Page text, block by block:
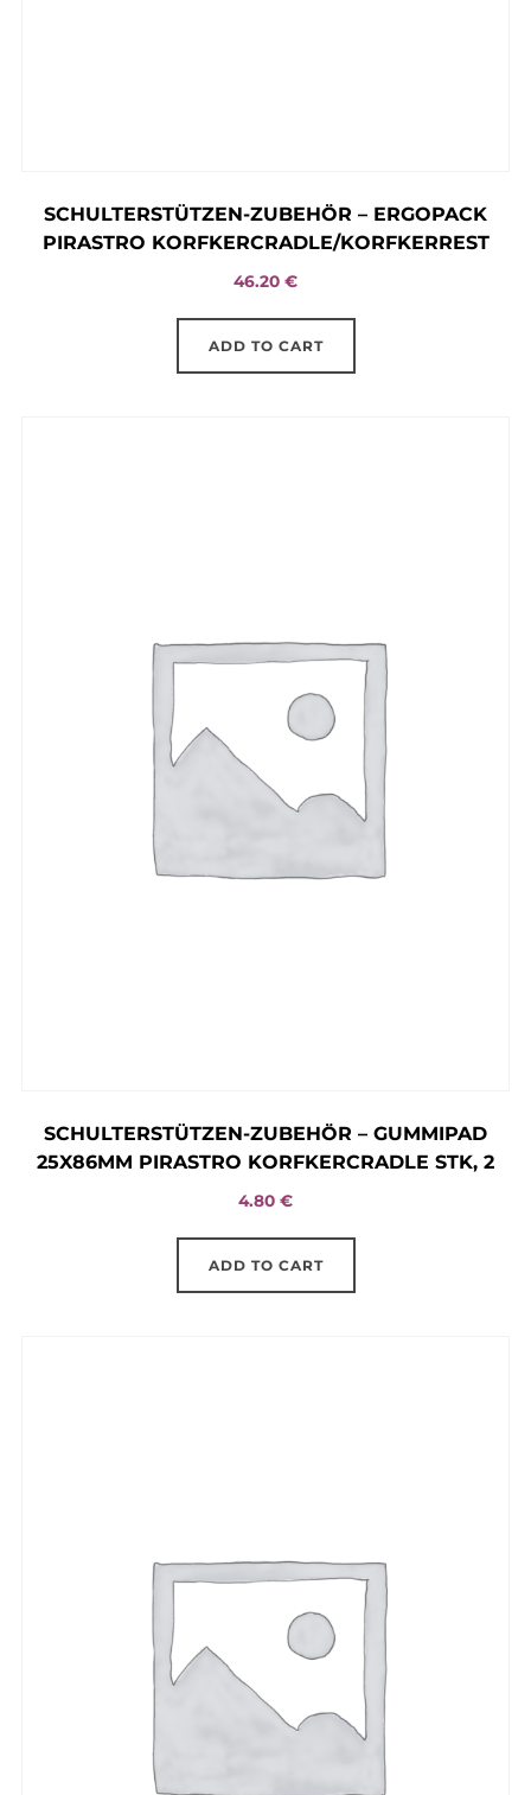
SCHULTERSTÜTZEN-ZUBEHÖR – ERGOPACK
PIRASTRO KORFKERCRADLE/KORFKERREST
46.20 €
ADD TO CART
SCHULTERSTÜTZEN-ZUBEHÖR – GUMMIPAD
25X86MM PIRASTRO KORFKERCRADLE STK, 2
4.80 €
ADD TO CART